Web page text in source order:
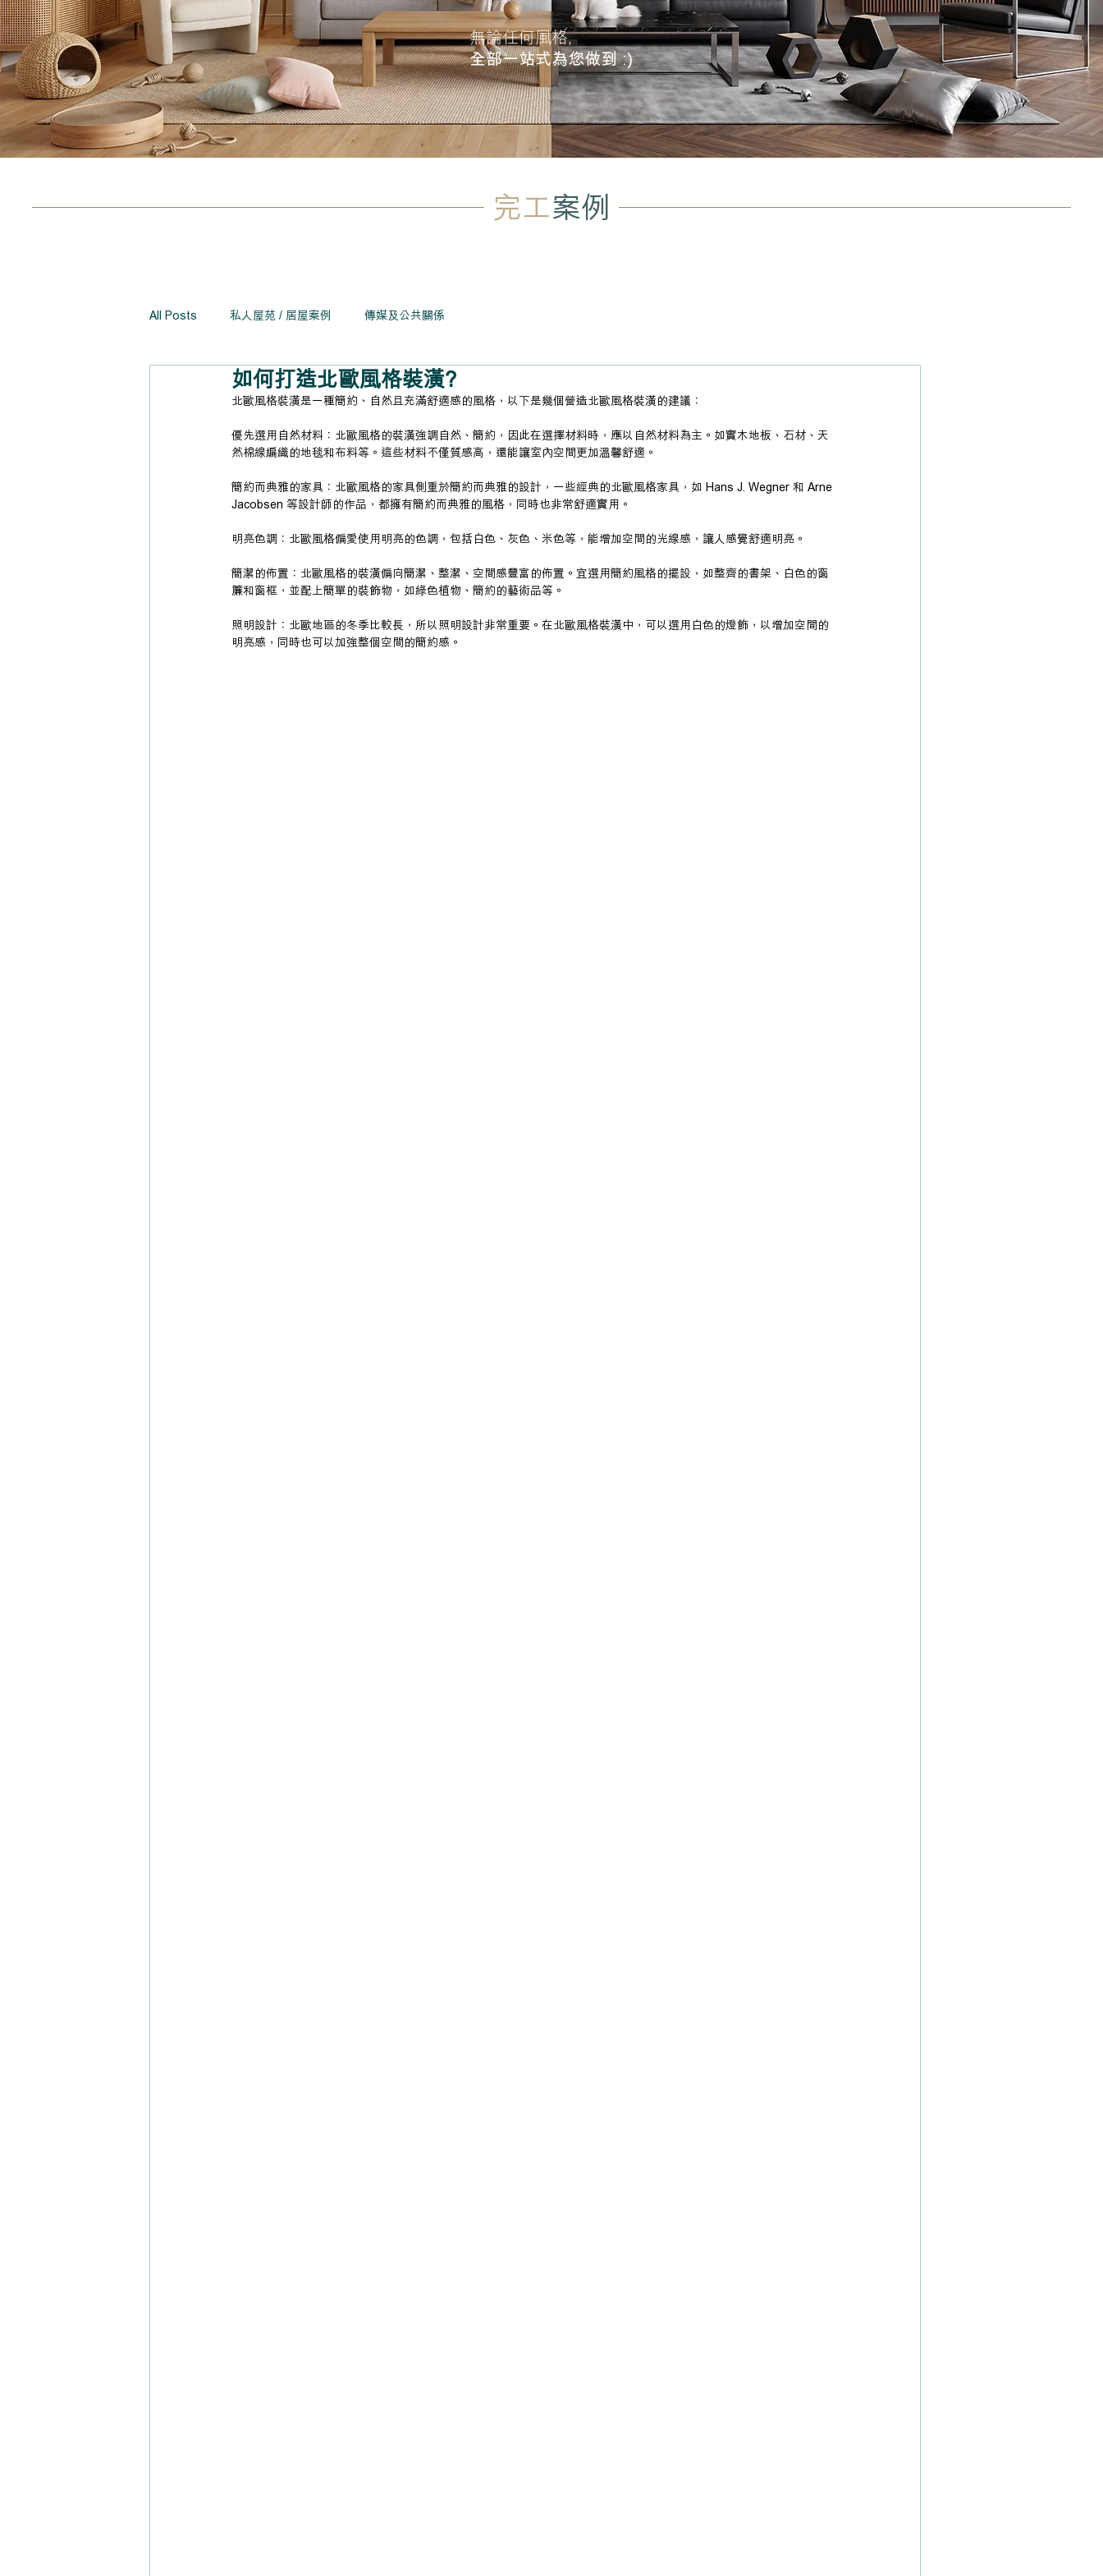
無論任何風格,
全部一站式為您做到 :)
完工案例
All Posts 私人屋苑 / 居屋案例 傳媒及公共關係
如何打造北歐風格裝潢?
北歐風格裝潢是一種簡約、自然且充滿舒適感的風格，以下是幾個營造北歐風格裝潢的建議：
優先選用自然材料：北歐風格的裝潢強調自然、簡約，因此在選擇材料時，應以自然材料為主。如實木地板、石材、天
然棉線編織的地毯和布料等。這些材料不僅質感高，還能讓室內空間更加溫馨舒適。
簡約而典雅的家具：北歐風格的家具側重於簡約而典雅的設計，一些經典的北歐風格家具，如 Hans J. Wegner 和 Arne
Jacobsen 等設計師的作品，都擁有簡約而典雅的風格，同時也非常舒適實用。
明亮色調：北歐風格偏愛使用明亮的色調，包括白色、灰色、米色等，能增加空間的光線感，讓人感覺舒適明亮。
簡潔的佈置：北歐風格的裝潢偏向簡潔、整潔、空間感豐富的佈置。宜選用簡約風格的擺設，如整齊的書架、白色的窗
簾和窗框，並配上簡單的裝飾物，如綠色植物、簡約的藝術品等。
照明設計：北歐地區的冬季比較長，所以照明設計非常重要。在北歐風格裝潢中，可以選用白色的燈飾，以增加空間的
明亮感，同時也可以加強整個空間的簡約感。